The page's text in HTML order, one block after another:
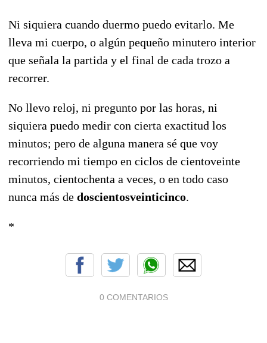
Ni siquiera cuando duermo puedo evitarlo. Me
lleva mi cuerpo, o algún pequeño minutero interior
que señala la partida y el final de cada trozo a
recorrer.
No llevo reloj, ni pregunto por las horas, ni
siquiera puedo medir con cierta exactitud los
minutos; pero de alguna manera sé que voy
recorriendo mi tiempo en ciclos de cientoveinte
minutos, cientochenta a veces, o en todo caso
nunca más de doscientosveinticinco.
*
0 COMENTARIOS